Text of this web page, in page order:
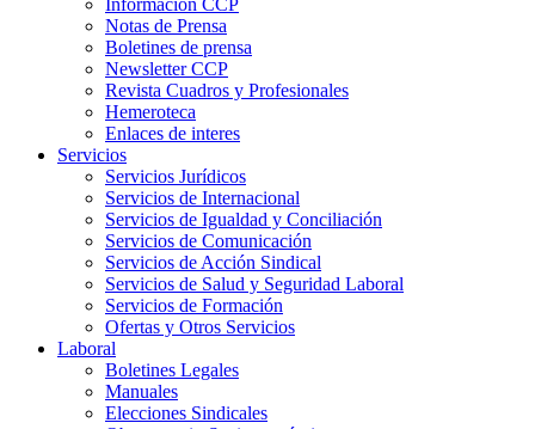
Notas de Prensa
Boletines de prensa
Newsletter CCP
Revista Cuadros y Profesionales
Hemeroteca
Enlaces de interes
Servicios
Servicios Jurídicos
Servicios de Internacional
Servicios de Igualdad y Conciliación
Servicios de Comunicación
Servicios de Acción Sindical
Servicios de Salud y Seguridad Laboral
Servicios de Formación
Ofertas y Otros Servicios
Laboral
Boletines Legales
Manuales
Elecciones Sindicales